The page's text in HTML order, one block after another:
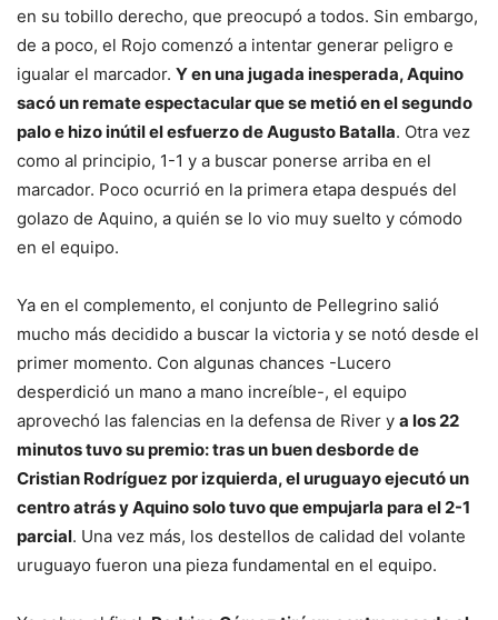
en su tobillo derecho, que preocupó a todos. Sin embargo,
de a poco, el Rojo comenzó a intentar generar peligro e
igualar el marcador. Y en una jugada inesperada, Aquino
sacó un remate espectacular que se metió en el segundo
palo e hizo inútil el esfuerzo de Augusto Batalla. Otra vez
como al principio, 1-1 y a buscar ponerse arriba en el
marcador. Poco ocurrió en la primera etapa después del
golazo de Aquino, a quién se lo vio muy suelto y cómodo
en el equipo.
Ya en el complemento, el conjunto de Pellegrino salió
mucho más decidido a buscar la victoria y se notó desde el
primer momento. Con algunas chances -Lucero
desperdició un mano a mano increíble-, el equipo
aprovechó las falencias en la defensa de River y a los 22
minutos tuvo su premio: tras un buen desborde de
Cristian Rodríguez por izquierda, el uruguayo ejecutó un
centro atrás y Aquino solo tuvo que empujarla para el 2-1
parcial. Una vez más, los destellos de calidad del volante
uruguayo fueron una pieza fundamental en el equipo.